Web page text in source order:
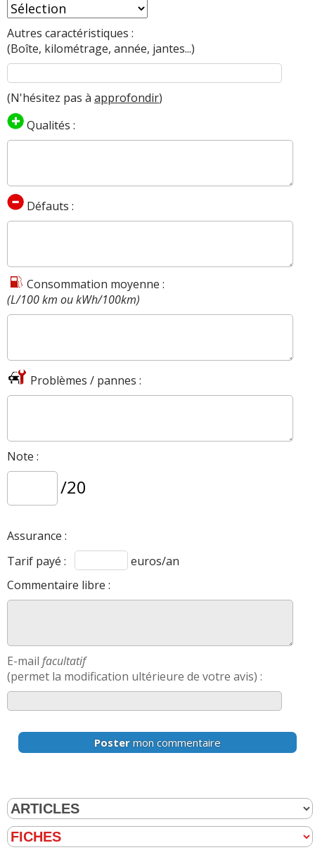
Autres caractéristiques :
(Boîte, kilométrage, année, jantes...)
(N'hésitez pas à approfondir)
Qualités :
Défauts :
Consommation moyenne :
(L/100 km ou kWh/100km)
Problèmes / pannes :
Note :
/20
Assurance :
Tarif payé :
euros/an
Commentaire libre :
E-mail facultatif
(permet la modification ultérieure de votre avis) :
Poster mon commentaire